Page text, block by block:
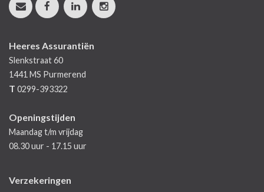
Heeres Assurantiën
Slenkstraat 60
1441 MS Purmerend
T 0299-393322
Openingstijden
Maandag t/m vrijdag
08.30 uur - 17.15 uur
Verzekeringen